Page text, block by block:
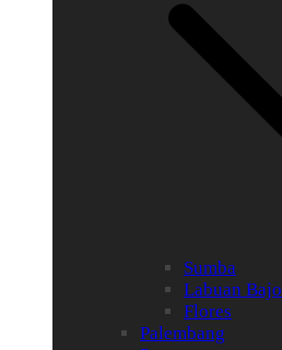
Sumba
Labuan Bajo
Flores
Palembang